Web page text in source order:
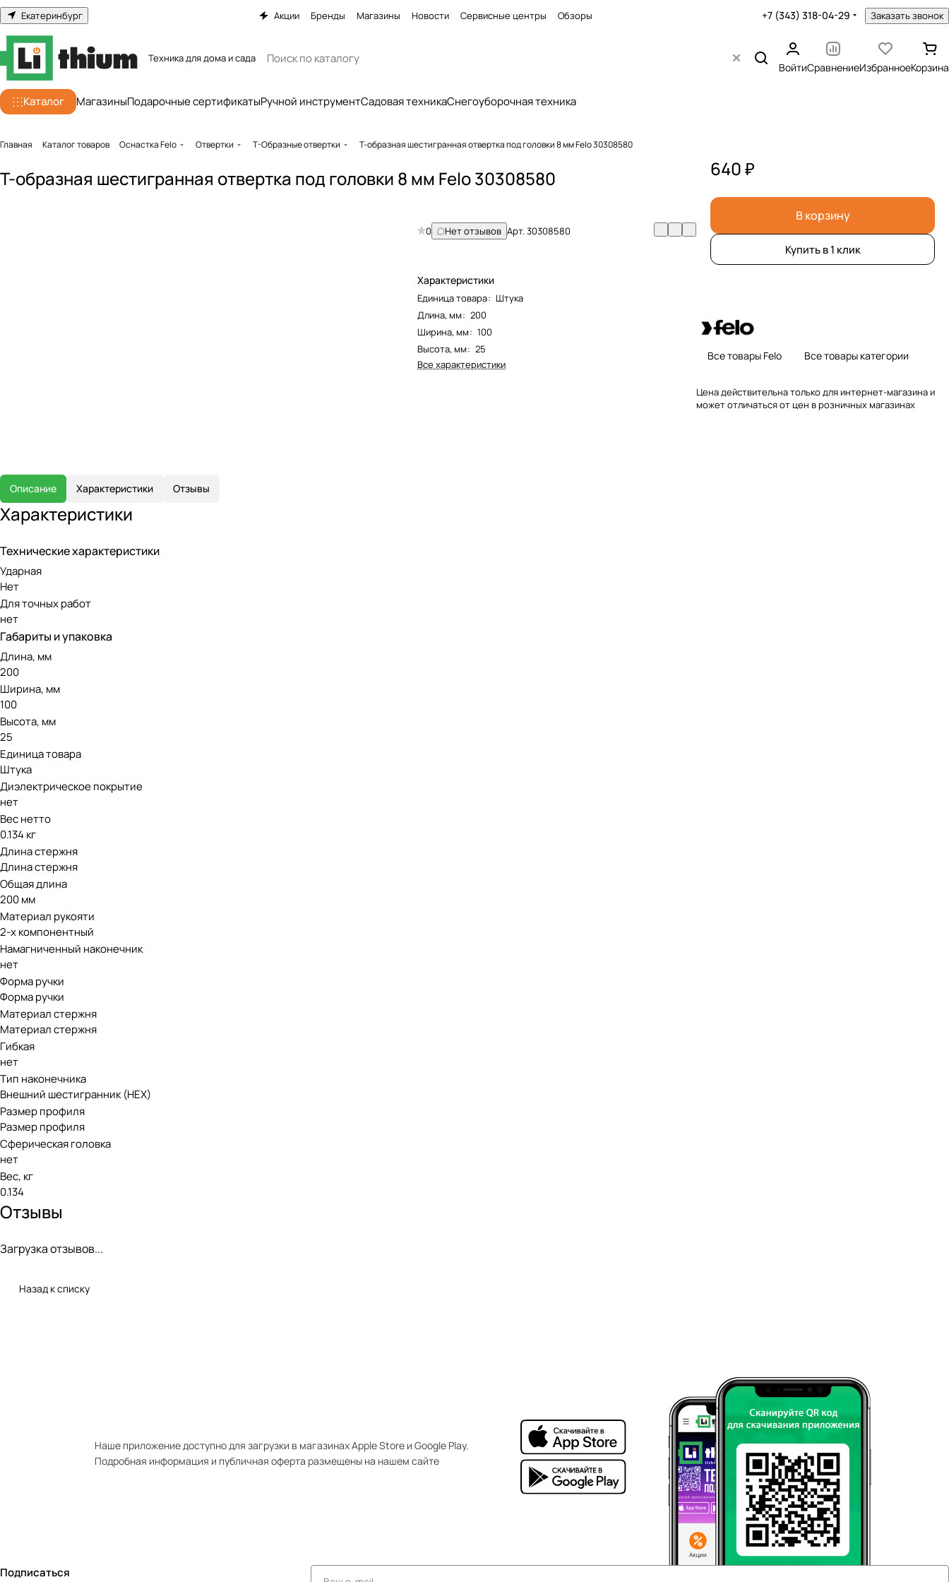
Екатеринбург Акции Бренды Магазины Новости Сервисные центры Обзоры +7 (343) 318-04-29 Заказать звонок
Техника для дома и сада
ВойтиСравнениеИзбранноеКорзина
Каталог МагазиныПодарочные сертификатыРучной инструментСадовая техникаСнегоуборочная техника
Главная Каталог товаров Оснастка Felo Отвертки Т-Образные отвертки Т-образная шестигранная отвертка под головки 8 мм Felo 30308580
Т-образная шестигранная отвертка под головки 8 мм Felo 30308580
0 Нет отзывов Арт.30308580
Характеристики
Единица товара: Штука
Длина, мм: 200
Ширина, мм: 100
Высота, мм: 25
Все характеристики
640 ₽
В корзину
Купить в 1 клик
Все товары Felo Все товары категории
Цена действительна только для интернет-магазина и
может отличаться от цен в розничных магазинах
Описание Характеристики Отзывы
Характеристики
Технические характеристики
Ударная
Нет
Для точных работ
нет
Габариты и упаковка
Длина, мм
200
Ширина, мм
100
Высота, мм
25
Единица товара
Штука
Диэлектрическое покрытие
нет
Вес нетто
0.134 кг
Длина стержня
Длина стержня
Общая длина
200 мм
Материал рукояти
2-х компонентный
Намагниченный наконечник
нет
Форма ручки
Форма ручки
Материал стержня
Материал стержня
Гибкая
нет
Тип наконечника
Внешний шестигранник (HEX)
Размер профиля
Размер профиля
Сферическая головка
нет
Вес, кг
0.134
Отзывы
Загрузка отзывов...
Назад к списку
Наше приложение доступно для загрузки в магазинах Apple Store и Google Play.
Подробная информация и публичная оферта размещены на нашем сайте
Подписаться